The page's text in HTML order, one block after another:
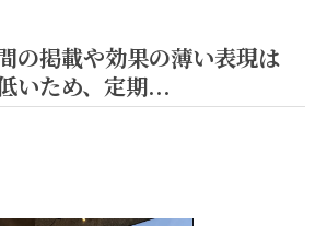
の掲載や効果の薄い表現は
いため、定期...